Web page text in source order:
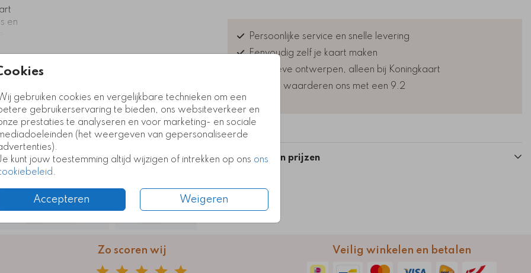
gebruiken cookies en vergelijkbare technieken om een
gebruikerservaring te bieden, ons websiteverkeer en
prestaties te analyseren en voor marketing- en sociale
(het weergeven van gepersonaliseerde
kunt jouw toestemming altijd wijzigen of intrekken op ons ons
.
Accepteren Weigeren
en
een
Kaart
Persoonlijke service en snelle levering
Eenvoudig zelf je kaart maken
Exclusieve ontwerpen, alleen bij Koningkaart
Klanten waarderen ons met een 9.2
Formaten en prijzen
Zo scoren wij Veilig winkelen en betalen